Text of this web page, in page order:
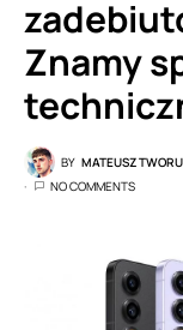
Znamy
BY MATEUSZ
NO COMMENTS